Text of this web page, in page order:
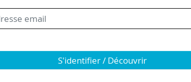
S'identifier / Découvrir